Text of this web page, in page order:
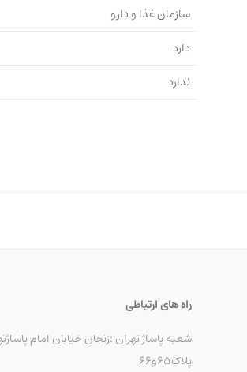
سازمان غذا و دارو
دارد
ندارد
راه های ارتباطی
شعبه پاساژ تهران :زنجان خیابان امام
پلاک۶۵و۶۶